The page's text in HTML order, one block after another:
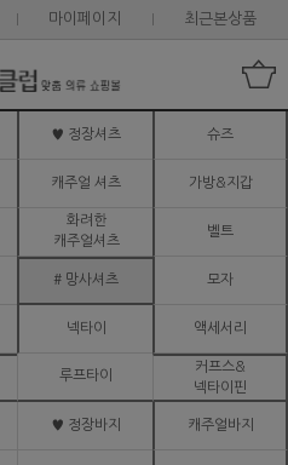
마이페이지 최근본상품
♥ 정장셔츠 슈즈
캐주얼 셔츠 가방&지갑
화려한
캐주얼셔츠
벨트
# 망사셔츠 모자
넥타이 액세서리
루프타이
커프스&
넥타이핀
♥ 정장바지 캐주얼바지